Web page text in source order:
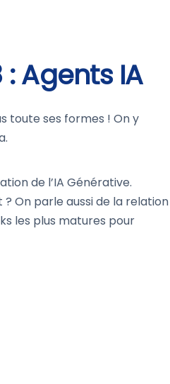
Agents IA
toute ses formes ! On y
de l’IA Générative.
? On parle aussi de la relation
les plus matures pour